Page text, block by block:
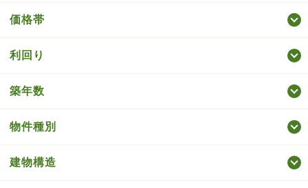
価格帯
利回り
築年数
物件種別
建物構造